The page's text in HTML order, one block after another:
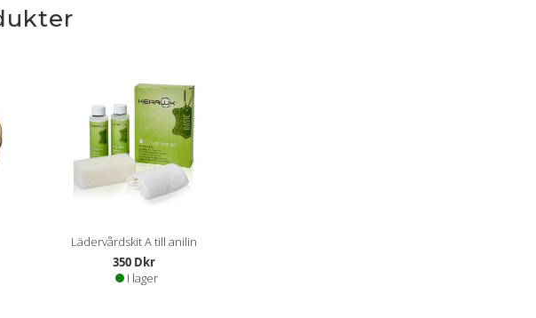
om pleje og vedligeholdelse her
Lädervårdskit A till anilin
350 Dkr
I lager